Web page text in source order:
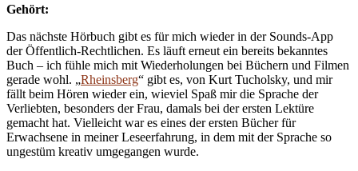
Gehört:
Das nächste Hörbuch gibt es für mich wieder in der Sounds-App
der Öffentlich-Rechtlichen. Es läuft erneut ein bereits bekanntes
Buch – ich fühle mich mit Wiederholungen bei Büchern und Filmen
gerade wohl. „Rheinsberg“ gibt es, von Kurt Tucholsky, und mir
fällt beim Hören wieder ein, wieviel Spaß mir die Sprache der
Verliebten, besonders der Frau, damals bei der ersten Lektüre
gemacht hat. Vielleicht war es eines der ersten Bücher für
Erwachsene in meiner Leseerfahrung, in dem mit der Sprache so
ungestüm kreativ umgegangen wurde.